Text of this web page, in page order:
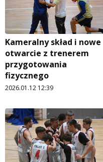
Kameralny skład i nowe
otwarcie z trenerem
przygotowania
fizycznego
2026.01.12 12:39